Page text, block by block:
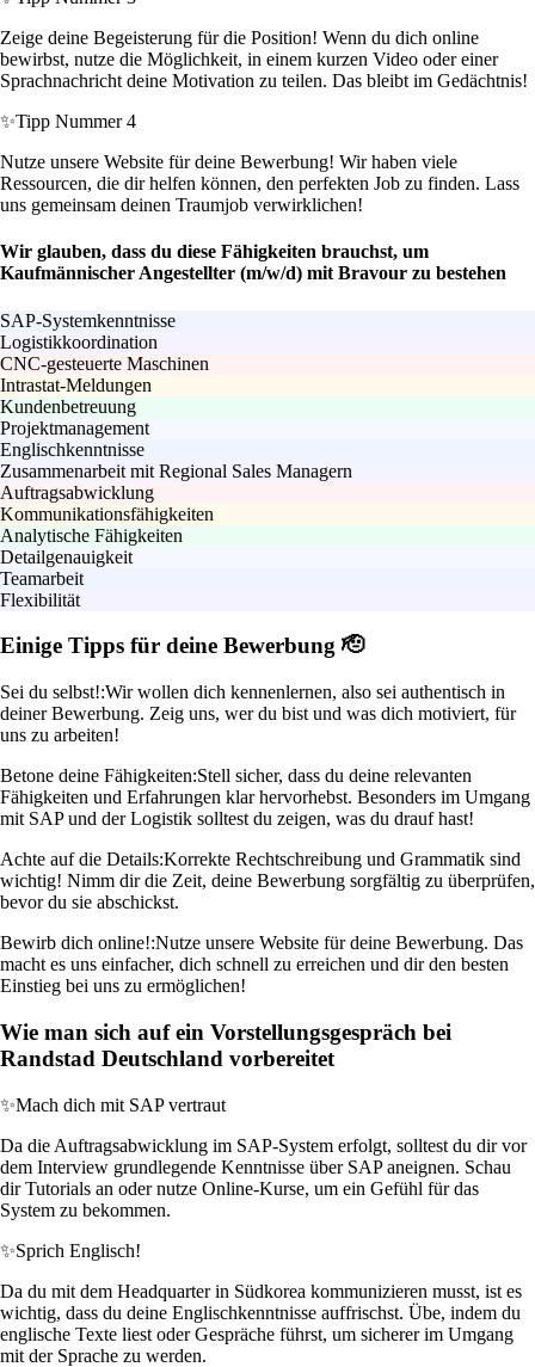
Zeige deine Begeisterung für die Position! Wenn du dich online
bewirbst, nutze die Möglichkeit, in einem kurzen Video oder einer
Sprachnachricht deine Motivation zu teilen. Das bleibt im Gedächtnis!
✨Tipp Nummer 4
Nutze unsere Website für deine Bewerbung! Wir haben viele
Ressourcen, die dir helfen können, den perfekten Job zu finden. Lass
uns gemeinsam deinen Traumjob verwirklichen!
Wir glauben, dass du diese Fähigkeiten brauchst, um
Kaufmännischer Angestellter (m/w/d) mit Bravour zu bestehen
SAP-Systemkenntnisse
Logistikkoordination
CNC-gesteuerte Maschinen
Intrastat-Meldungen
Kundenbetreuung
Projektmanagement
Englischkenntnisse
Zusammenarbeit mit Regional Sales Managern
Auftragsabwicklung
Kommunikationsfähigkeiten
Analytische Fähigkeiten
Detailgenauigkeit
Teamarbeit
Flexibilität
Einige Tipps für deine Bewerbung 🫡
Sei du selbst!:Wir wollen dich kennenlernen, also sei authentisch in
deiner Bewerbung. Zeig uns, wer du bist und was dich motiviert, für
uns zu arbeiten!
Betone deine Fähigkeiten:Stell sicher, dass du deine relevanten
Fähigkeiten und Erfahrungen klar hervorhebst. Besonders im Umgang
mit SAP und der Logistik solltest du zeigen, was du drauf hast!
Achte auf die Details:Korrekte Rechtschreibung und Grammatik sind
wichtig! Nimm dir die Zeit, deine Bewerbung sorgfältig zu überprüfen,
bevor du sie abschickst.
Bewirb dich online!:Nutze unsere Website für deine Bewerbung. Das
macht es uns einfacher, dich schnell zu erreichen und dir den besten
Einstieg bei uns zu ermöglichen!
Wie man sich auf ein Vorstellungsgespräch bei
Randstad Deutschland vorbereitet
✨Mach dich mit SAP vertraut
Da die Auftragsabwicklung im SAP-System erfolgt, solltest du dir vor
dem Interview grundlegende Kenntnisse über SAP aneignen. Schau
dir Tutorials an oder nutze Online-Kurse, um ein Gefühl für das
System zu bekommen.
✨Sprich Englisch!
Da du mit dem Headquarter in Südkorea kommunizieren musst, ist es
wichtig, dass du deine Englischkenntnisse auffrischst. Übe, indem du
englische Texte liest oder Gespräche führst, um sicherer im Umgang
mit der Sprache zu werden.